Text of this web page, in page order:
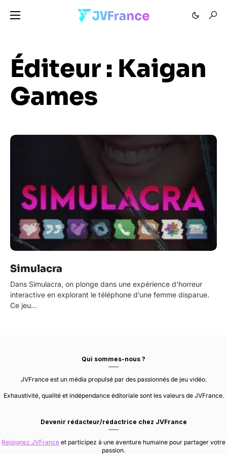
Éditeur : Kaigan
Games
Simulacra
Dans Simulacra, on plonge dans une expérience d’horreur
interactive en explorant le téléphone d’une femme disparue.
Ce jeu…
Qui sommes-nous ?
JVFrance est un média propulsé par des passionnés de jeu vidéo.
Exhaustivité, qualité et indépendance éditoriale sont les valeurs de JVFrance.
Devenir rédacteur/rédactrice chez JVFrance
Rejoignez JVFrance et participez à une aventure humaine pour partager votre
passion.